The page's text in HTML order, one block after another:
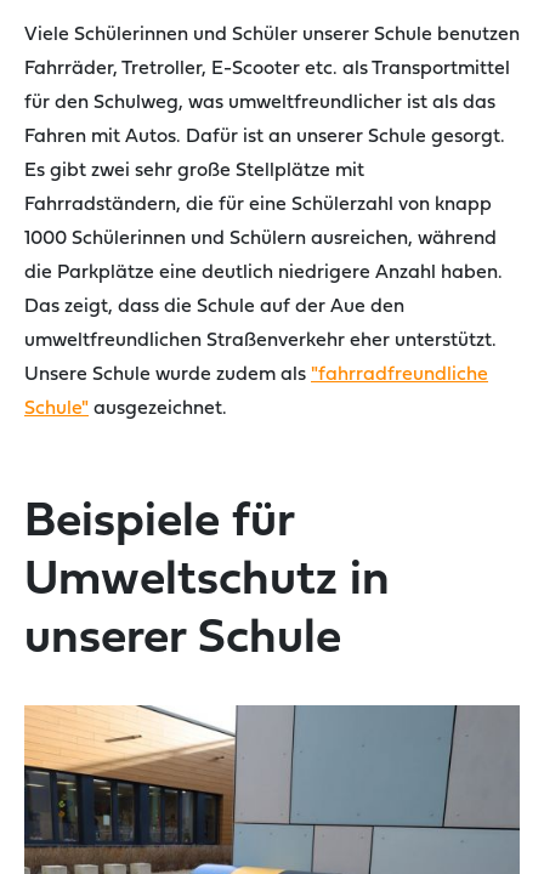
Viele Schülerinnen und Schüler unserer Schule benutzen
Fahrräder, Tretroller, E-Scooter etc. als Transportmittel
für den Schulweg, was umweltfreundlicher ist als das
Fahren mit Autos. Dafür ist an unserer Schule gesorgt.
Es gibt zwei sehr große Stellplätze mit
Fahrradständern, die für eine Schülerzahl von knapp
1000 Schülerinnen und Schülern ausreichen, während
d ie Parkplätze eine deutlich niedrigere Anzahl haben.
Das zeigt, dass die Schule auf der Aue den
umweltfreundlichen Straßenverkehr eher unterstützt.
Unsere Schule wurde zudem als "fahrradfreundliche
Schule" ausgezeichnet.
Beispiele für
Umweltschutz in
unserer Schule